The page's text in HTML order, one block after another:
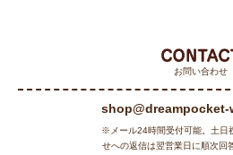
お問い合わせ
※メール24時間受付可能。土日
せへの返信は翌営業日に順次回